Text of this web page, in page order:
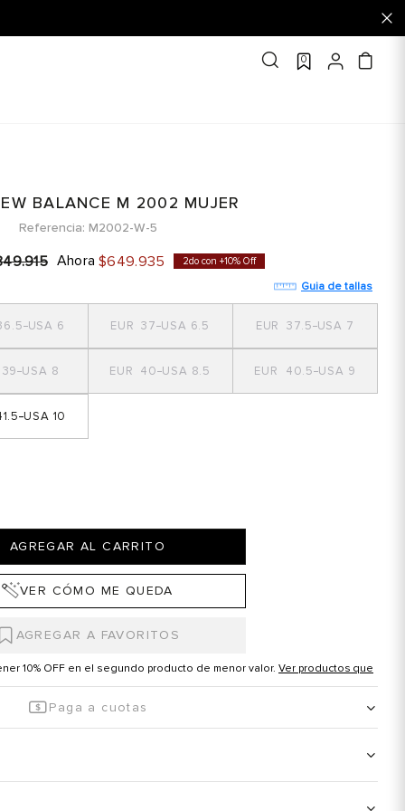
0
BALANCE M 2002 MUJER
Referencia M2002-W-5
.915 Ahora $649.935 2do con +10% Off
Guia de tallas
6 6.5
37 7
37.5
8 8.5
40 9
40.5
10
AGREGAR AL CARRITO
VER CÓMO ME QUEDA
10% OFF en el segundo producto de menor valor. Ver productos que
Paga a cuotas